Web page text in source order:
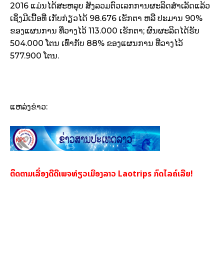
2016 ​ແມ່ນ​ໄດ້ສະຫລຸບ ສັງລວມຕົວເລກການຜະລິດສຳ​ເລັດ​ແລ້ວ ​
ເຊິ່ງມີເນື້ອທີ່ ເກັບກ່ຽວໄດ້ 98.676 ເຮັກຕາ ຫລື ປະມານ 90%
ຂອງແຜນການ ທີ່ວາງໄວ້ 113.000 ເຮັກຕາ; ຜົນຜະລິດໄດ້ຮັບ
504.000 ໂຕນ ​ເທົ່າ​ກັບ 88% ຂອງແຜນການ ທີ່ວາງໄວ້
577.900 ໂຕນ.
ແຫລ່ງຂ່າວ:
ຕິດຕາມເລື່ອງດີດີເພຈທ່ຽວເມືອງລາວ Laotrips ກົດໄລຄ໌ເລີຍ!